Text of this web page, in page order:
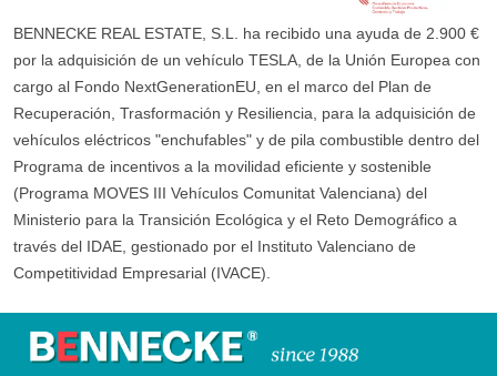
BENNECKE REAL ESTATE, S.L. ha recibido una ayuda de 2.900 €
por la adquisición de un vehículo TESLA, de la Unión Europea con
cargo al Fondo NextGenerationEU, en el marco del Plan de
Recuperación, Trasformación y Resiliencia, para la adquisición de
vehículos eléctricos "enchufables" y de pila combustible dentro del
Programa de incentivos a la movilidad eficiente y sostenible
(Programa MOVES III Vehículos Comunitat Valenciana) del
Ministerio para la Transición Ecológica y el Reto Demográfico a
través del IDAE, gestionado por el Instituto Valenciano de
Competitividad Empresarial (IVACE).